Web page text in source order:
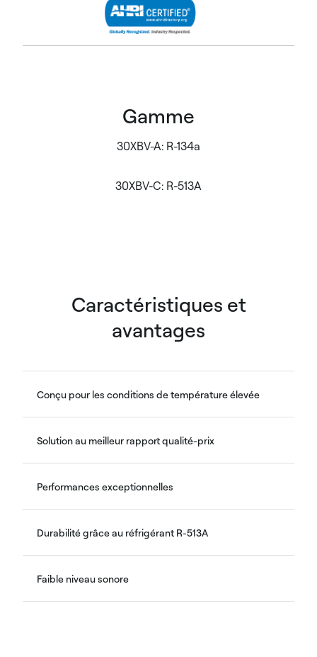
Gamme
30XBV-A: R-134a
30XBV-C: R-513A
Caractéristiques et
avantages
Conçu pour les conditions de température élevée
Solution au meilleur rapport qualité-prix
Performances exceptionnelles
Durabilité grâce au réfrigérant R-513A
Faible niveau sonore